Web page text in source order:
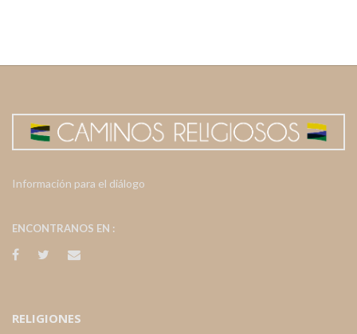
Información para el diálogo
ENCONTRANOS EN :
RELIGIONES